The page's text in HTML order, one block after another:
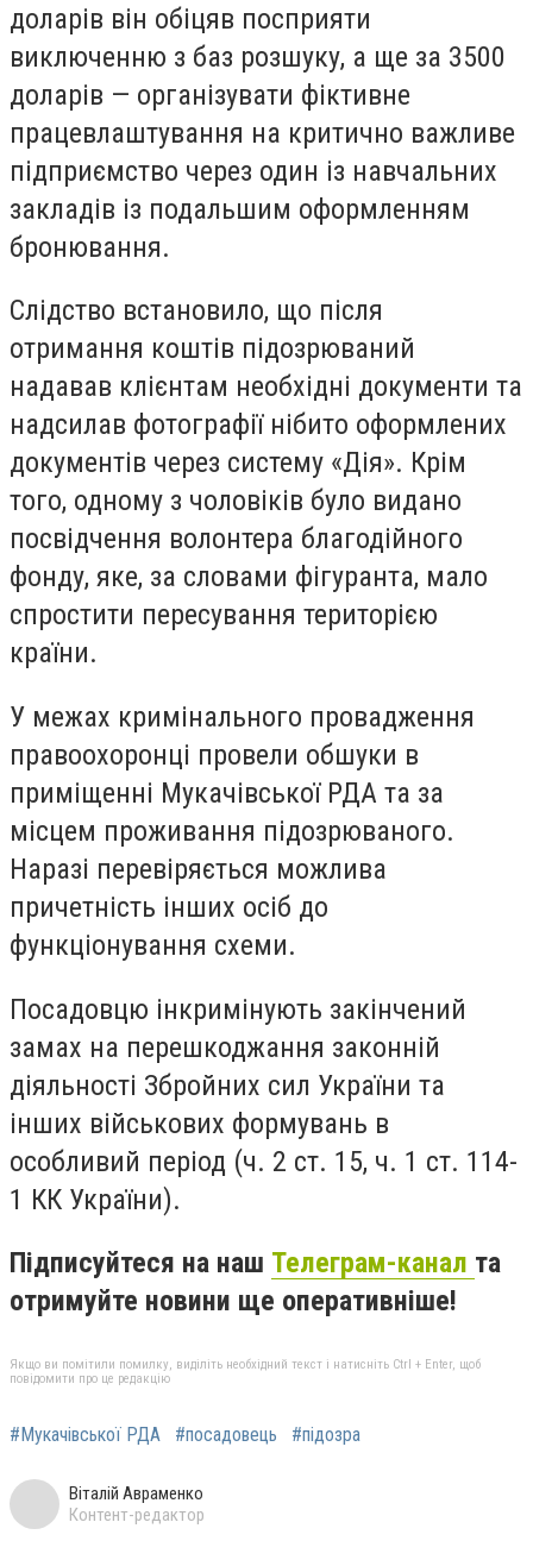
доларів він обіцяв посприяти
виключенню з баз розшуку, а ще за 3500
доларів — організувати фіктивне
працевлаштування на критично важливе
підприємство через один із навчальних
закладів із подальшим оформленням
бронювання.
Слідство встановило, що після
отримання коштів підозрюваний
надавав клієнтам необхідні документи та
надсилав фотографії нібито оформлених
документів через систему «Дія». Крім
того, одному з чоловіків було видано
посвідчення волонтера благодійного
фонду, яке, за словами фігуранта, мало
спростити пересування територією
країни.
У межах кримінального провадження
правоохоронці провели обшуки в
приміщенні Мукачівської РДА та за
місцем проживання підозрюваного.
Наразі перевіряється можлива
причетність інших осіб до
функціонування схеми.
Посадовцю інкримінують закінчений
замах на перешкоджання законній
діяльності Збройних сил України та
інших військових формувань в
особливий період (ч. 2 ст. 15, ч. 1 ст. 114-
1 КК України).
Підписуйтеся на наш Телеграм-канал та
отримуйте новини ще оперативніше!
Якщо ви помітили помилку, виділіть необхідний текст і натисніть Ctrl + Enter, щоб
повідомити про це редакцію
#Мукачівської РДА #посадовець #підозра
Віталій Авраменко
Контент-редактор